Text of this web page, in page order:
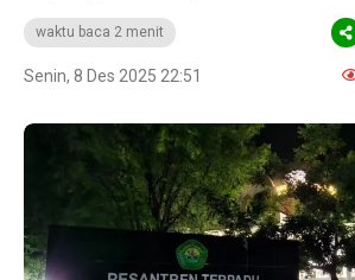
waktu baca 2 menit
Senin, 8 Des 2025 22:51